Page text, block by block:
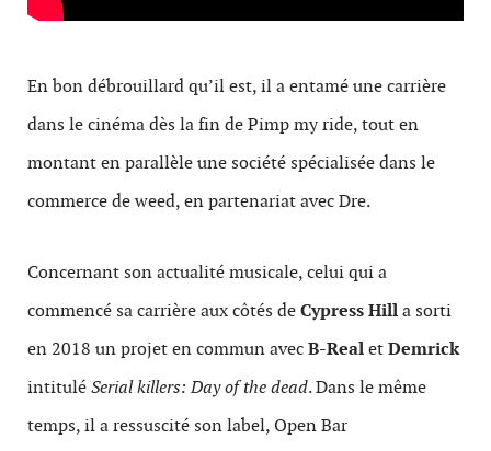
En bon débrouillard qu’il est, il a entamé une carrière
dans le cinéma dès la fin de Pimp my ride, tout en
montant en parallèle une société spécialisée dans le
commerce de weed, en partenariat avec Dre.
Concernant son actualité musicale, celui qui a
commencé sa carrière aux côtés deCypress Hilla sorti
en 2018 un projet en commun avecB-RealetDemrick
intituléSerial killers: Day of the dead. Dans le même
temps, il a ressuscité son label, Open Bar